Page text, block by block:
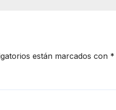
están marcados con *